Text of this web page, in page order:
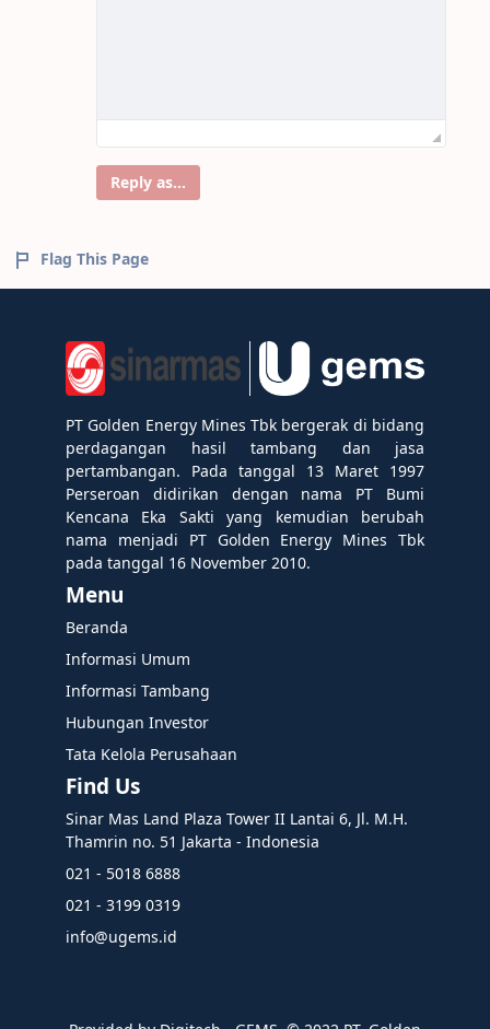
Reply as...
Flag This Page
PT Golden Energy Mines Tbk bergerak di bidang
perdagangan hasil tambang dan jasa
pertambangan. Pada tanggal 13 Maret 1997
Perseroan didirikan dengan nama PT Bumi
Kencana Eka Sakti yang kemudian berubah
nama menjadi PT Golden Energy Mines Tbk
pada tanggal 16 November 2010.
Menu
Beranda
Informasi Umum
Informasi Tambang
Hubungan Investor
Tata Kelola Perusahaan
Find Us
Sinar Mas Land Plaza Tower II Lantai 6, Jl. M.H.
Thamrin no. 51 Jakarta - Indonesia
021 - 5018 6888
021 - 3199 0319
info@ugems.id